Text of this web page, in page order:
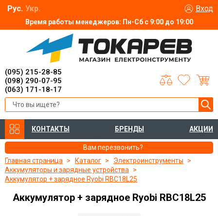
Время работы менеджеров: Пн-Сб с 9:00 до 19:00
Рус. Укр. Вход
(095) 215-28-85
(098) 290-07-95
(063) 171-18-17
КОНТАКТЫ БРЕНДЫ АКЦИИ
Вам перезвонить?
Главная страница
Каталог
Электроинструменты
Аккумуляторы и зарядные устройства
Аккумулятор + зарядное Ryobi RBC18L25
Аккумулятор + зарядное Ryobi RBC18L25